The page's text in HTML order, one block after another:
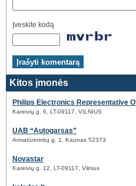
Įveskite kodą
Kitos įmonės
Philips Electronics Representative
Kareivių g. 6, LT-09117, VILNIUS
UAB “Autogarsas”
Armatūrininkų g. 1, Kaunas 52373
Novastar
Kareivių g. 12, LT-09117, Vilnius